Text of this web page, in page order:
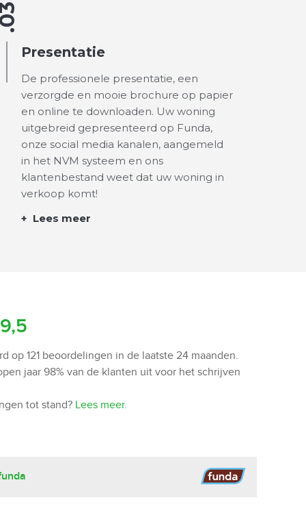
.03
Presentatie
De professionele presentatie, een
verzorgde en mooie brochure op papier
en online te downloaden. Uw woning
uitgebreid gepresenteerd op Funda,
onze social media kanalen, aangemeld
in het NVM systeem en ons
klantenbestand weet dat uw woning in
verkoop komt!
+ Lees meer